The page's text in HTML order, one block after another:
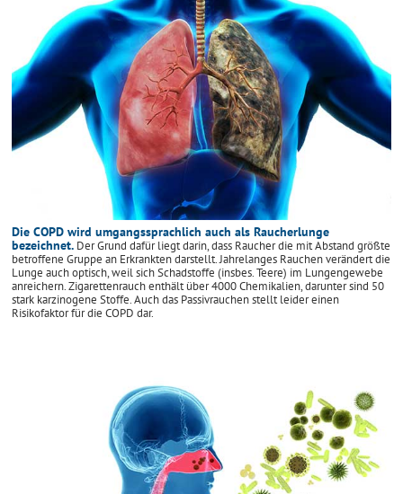
Die COPD wird umgangssprachlich auch als Raucherlunge
bezeichnet.Der Grund dafür liegt darin, dass Raucher die mit Abstand größte
betroffene Gruppe an Erkrankten darstellt. Jahrelanges Rauchen verändert die
Lunge auch optisch, weil sich Schadstoffe (insbes. Teere) im Lungengewebe
anreichern. Zigarettenrauch enthält über 4000 Chemikalien, darunter sind 50
stark karzinogene Stoffe. Auch das Passivrauchen stellt leider einen
Risikofaktor für die COPD dar.